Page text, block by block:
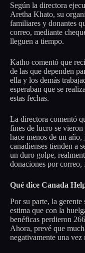
Según la directora
Aretha Khato, su
familiares y donantes
correo, mediante
lleguen a tiempo.
Katho comentó que
de las que dependen
ella y los demás
esperaban que se
estas fechas.
La directora comentó
fines de lucro se vieron
hace menos de un
canadienses tienden a
un duro golpe,
donaciones por
Qué dice Canada
Por su parte, la
estima que con la
benéficas perdieron
Ahora, prevé que
negativamente una vez